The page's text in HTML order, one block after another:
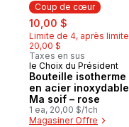
Coup de cœur
sale:
10,00 $
Limite de 4, après limite
20,00 $
Taxes en sus
Coup de cœur
le Choix du Président
Bouteille isotherme
en acier inoxydable
Ma soif – rose
1 ea, 20,00 $/1ch
Magasiner Offre